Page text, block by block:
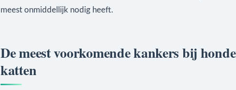
meest onmiddellijk nodig heeft.
De meest voorkomende kankers bij
katten